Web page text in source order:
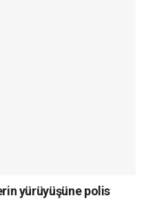
yürüyüşüne polis